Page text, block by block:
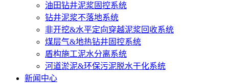
油田钻井泥浆固控系统
钻井泥浆不落地系统
非开挖&水平定向穿越泥浆回收系统
煤层气&地热钻井固控系统
盾构施工泥水分离系统
河道淤泥&环保污泥脱水干化系统
新闻中心